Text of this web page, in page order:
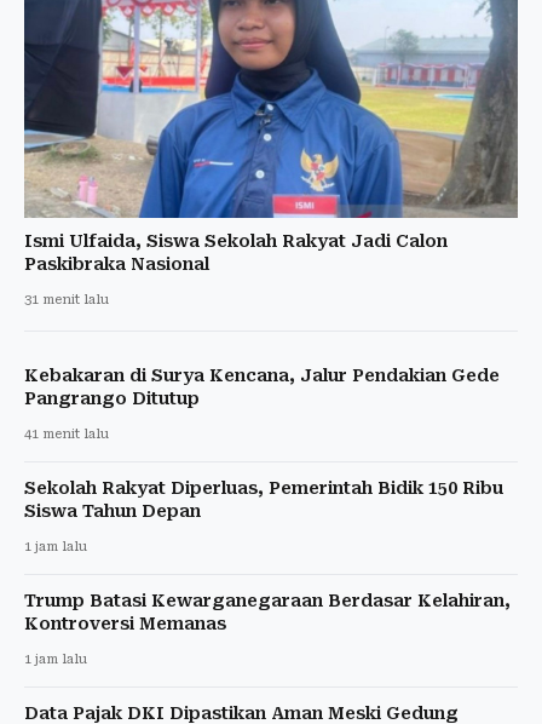
Ismi Ulfaida, Siswa Sekolah Rakyat Jadi Calon
Paskibraka Nasional
31 menit lalu
Kebakaran di Surya Kencana, Jalur Pendakian Gede
Pangrango Ditutup
41 menit lalu
Sekolah Rakyat Diperluas, Pemerintah Bidik 150 Ribu
Siswa Tahun Depan
1 jam lalu
Trump Batasi Kewarganegaraan Berdasar Kelahiran,
Kontroversi Memanas
1 jam lalu
Data Pajak DKI Dipastikan Aman Meski Gedung